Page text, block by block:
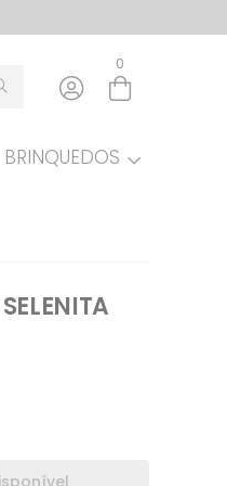
0
BRINQUEDOS